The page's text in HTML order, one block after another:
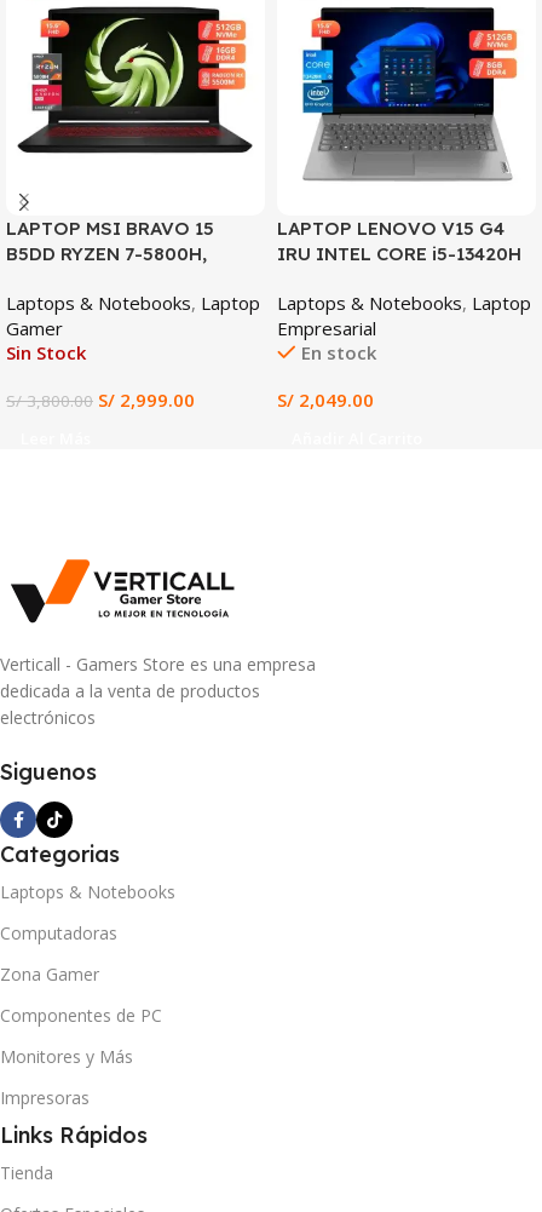
LAPTOP MSI BRAVO 15
B5DD RYZEN 7-5800H,
512GB SSD, 15.6″ FHD
Laptops & Notebooks, Laptop
Gamer
Sin Stock
S/3,800.00 S/ 2,999.00
LAPTOP LENOVO V15 G4
IRU INTEL CORE i5-13420H
15.6″ FHD INTEL UHD
GRAPHICS WIN 11
PREINSTALADO (Lenovo
Laptops & Notebooks, Laptop
Empresarial
En stock
S/ 2,049.00
Verticall - Gamers Store es una empresa
dedicada a la venta de productos
electrónicos
Siguenos
Categorias
Laptops & Notebooks
Computadoras
Zona Gamer
Componentes de PC
Monitores y Más
Impresoras
Links Rápidos
Tienda